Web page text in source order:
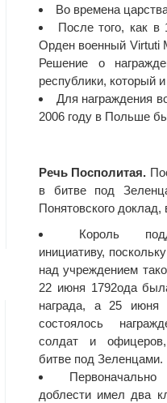
Во времена
После того, как в
Орден военный Virtuti
Решение о
республики, который
Для награждения
2006 году в Польше
Речь Посполитая.
в битве под
Понятовского
Король
инициативу,
над учреждением
22 июня 1792ода
награда, а 25 июня
состоялось
солдат и
битве под Зеленцами.
доблести имел два